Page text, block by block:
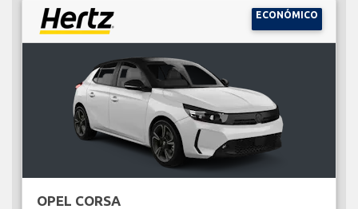
ECONÓMICO
OPEL CORSA